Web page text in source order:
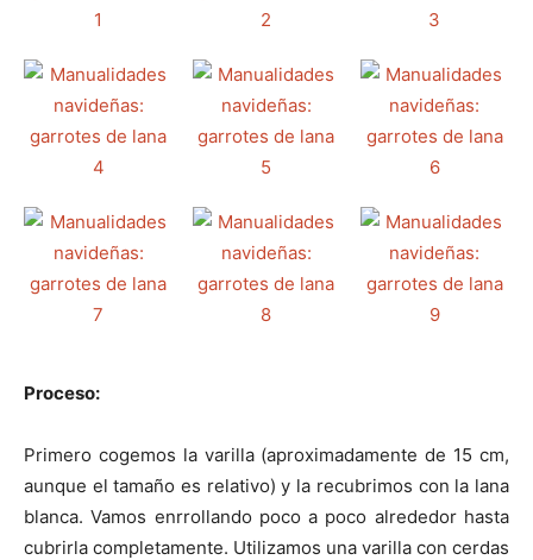
Proceso:
Primero cogemos la varilla (aproximadamente de 15 cm,
aunque el tamaño es relativo) y la recubrimos con la lana
blanca. Vamos enrrollando poco a poco alrededor hasta
cubrirla completamente. Utilizamos una varilla con cerdas